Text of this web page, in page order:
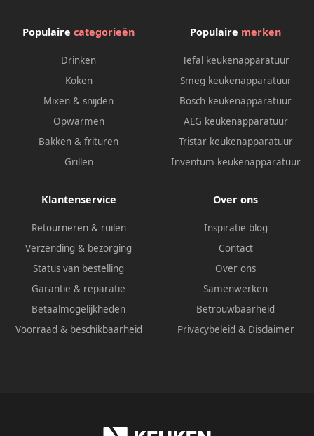
Populaire categorieën
Drinken
Koken
Mixen & snijden
Opwarmen
Bakken & frituren
Grillen
Populaire merken
Tefal keukenapparatuur
Smeg keukenapparatuur
Bosch keukenapparatuur
AEG keukenapparatuur
Tristar keukenapparatuur
Inventum keukenapparatuur
Klantenservice
Retourneren & ruilen
Verzending & bezorging
Status van bestelling
Garantie & reparatie
Betaalmogelijkheden
Voorraad & beschikbaarheid
Over ons
Inspiratie blog
Contact
Over ons
Samenwerken
Betrouwbaarheid
Privacybeleid & Disclaimer